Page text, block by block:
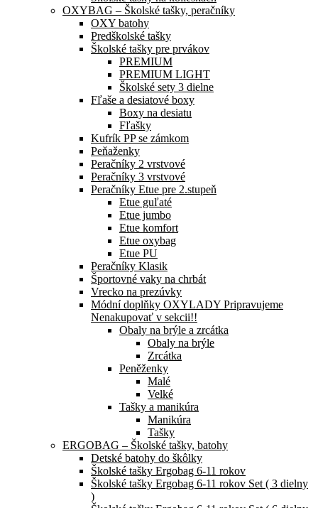
OXYBAG – Školské tašky, peračníky
OXY batohy
Predškolské tašky
Školské tašky pre prvákov
PREMIUM
PREMIUM LIGHT
Školské sety 3 dielne
Fľaše a desiatové boxy
Boxy na desiatu
Fľašky
Kufrík PP se zámkom
Peňaženky
Peračníky 2 vrstvové
Peračníky 3 vrstvové
Peračníky Etue pre 2.stupeň
Etue guľaté
Etue jumbo
Etue komfort
Etue oxybag
Etue PU
Peračníky Klasik
Športovné vaky na chrbát
Vrecko na prezúvky
Módní doplňky OXYLADY Pripravujeme
Nenakupovať v sekcii!!
Obaly na brýle a zrcátka
Obaly na brýle
Zrcátka
Peněženky
Malé
Velké
Tašky a manikúra
Manikúra
Tašky
ERGOBAG – Školské tašky, batohy
Detské batohy do škôlky
Školské tašky Ergobag 6-11 rokov
Školské tašky Ergobag 6-11 rokov Set ( 3 dielny
)